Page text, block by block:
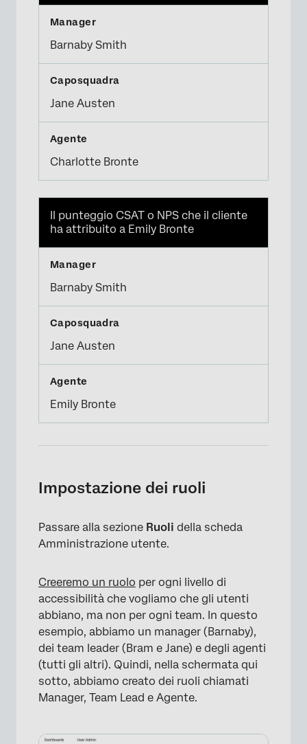
Barnaby Smith
Jane Austen
Charlotte Bronte
Il punteggio CSAT o NPS che il cliente
ha attribuito a Emily Bronte
Barnaby Smith
Jane Austen
Emily Bronte
Impostazione dei ruoli
Passare alla sezione Ruoli della scheda
Amministrazione utente.
Creeremo un ruolo per ogni livello di
accessibilità che vogliamo che gli utenti
abbiano, ma non per ogni team. In questo
esempio, abbiamo un manager (Barnaby),
dei team leader (Bram e Jane) e degli agenti
(tutti gli altri). Quindi, nella schermata qui
sotto, abbiamo creato dei ruoli chiamati
Manager, Team Lead e Agente.